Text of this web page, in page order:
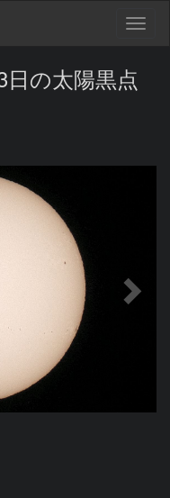
日の太陽黒点